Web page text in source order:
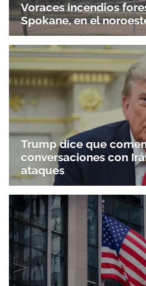
Voraces incendios
Spokane, en el
Trump dice que
conversaciones con
ataques